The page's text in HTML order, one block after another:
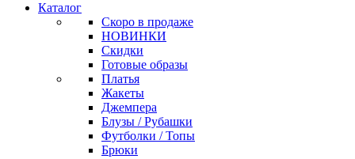
Каталог
Скоро в продаже
НОВИНКИ
Скидки
Готовые образы
Платья
Жакеты
Джемпера
Блузы / Рубашки
Футболки / Топы
Брюки